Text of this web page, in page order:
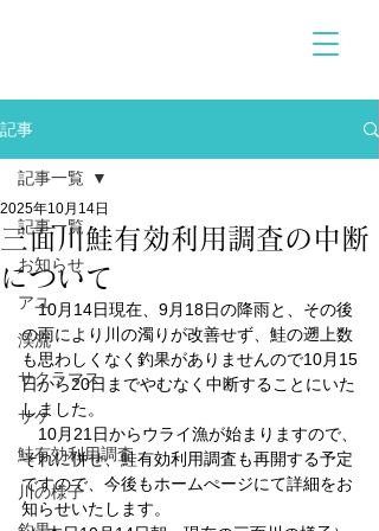
記事
記事一覧
お知らせ
アユ
渓流
サクラマス
サケ
鮭有効利用調査
川の様子
記事一覧
三面川鮭有効利用調査の中断
について
2025年10月14日
10月14日現在、9月18日の降雨と、その後
の雨により川の濁りが改善せず、鮭の遡上数
も思わしくなく釣果がありませんので10月15
日から20日までやむなく中断することにいた
しました。
10月21日からウライ漁が始まりますので、
それに併せ、鮭有効利用調査も再開する予定
ですので、今後もホームぺージにて詳細をお
知らせいたします。